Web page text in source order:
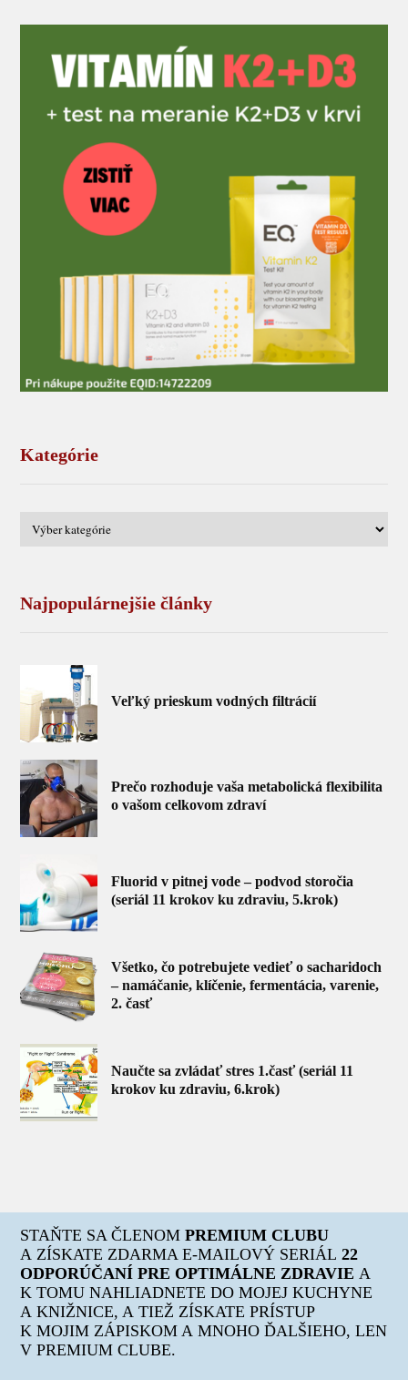
Kategórie
Najpopulárnejšie články
Veľký prieskum vodných filtrácií
Prečo rozhoduje vaša metabolická flexibilita
o vašom celkovom zdraví
Fluorid v pitnej vode – podvod storočia
(seriál 11 krokov ku zdraviu, 5.krok)
Všetko, čo potrebujete vedieť o sacharidoch
– namáčanie, klíčenie, fermentácia, varenie,
2. časť
Naučte sa zvládať stres 1.časť (seriál 11
krokov ku zdraviu, 6.krok)
STAŇTE SA ČLENOMPREMIUM CLUBU
A ZÍSKATE ZDARMA E-MAILOVÝ SERIÁL22
ODPORÚČANÍ PRE OPTIMÁLNE ZDRAVIE A
K TOMU NAHLIADNETE DO MOJEJ KUCHYNE
A KNIŽNICE, A TIEŽ ZÍSKATE PRÍSTUP
K MOJIM ZÁPISKOM A MNOHO ĎALŠIEHO, LEN
V PREMIUM CLUBE.